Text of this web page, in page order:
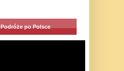
Podróże po Polsce